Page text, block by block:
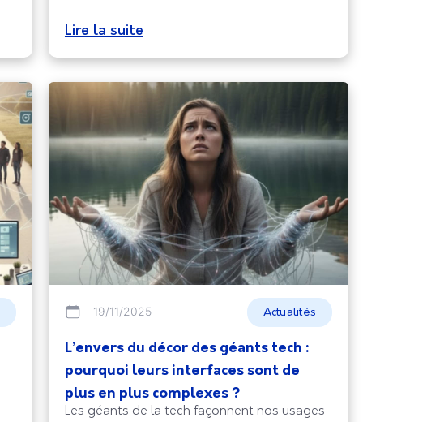
de temps importants et une meilleure
Pourtant, elle transforme aussi la manière
dont nous observons et
Lire la suite
19/11/2025 Actualités
L’envers du décor des géants tech :
pourquoi leurs interfaces sont de
plus en plus complexes ?
Les géants de la tech façonnent nos usages